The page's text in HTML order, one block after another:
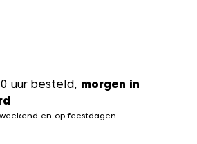
uur besteld, morgen in
en op feestdagen.